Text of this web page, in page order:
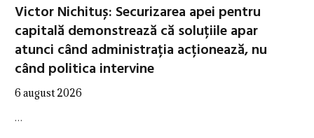
Victor Nichituș: Securizarea apei pentru
capitală demonstrează că soluțiile apar
atunci când administrația acționează, nu
când politica intervine
6 august 2026
…